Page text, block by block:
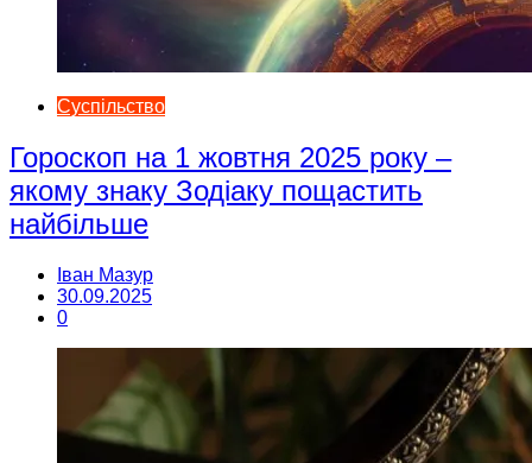
Суспільство
Гороскоп на 1 жовтня 2025 року –
якому знаку Зодіаку пощастить
найбільше
Іван Мазур
30.09.2025
0